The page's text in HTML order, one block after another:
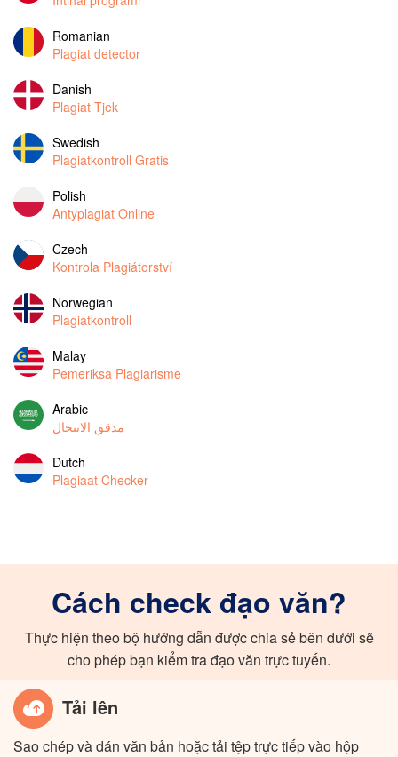
Romanian
Plagiat detector
Danish
Plagiat Tjek
Swedish
Plagiatkontroll Gratis
Polish
Antyplagiat Online
Czech
Kontrola Plagiátorství
Norwegian
Plagiatkontroll
Malay
Pemeriksa Plagiarisme
Arabic
مدقق الانتحال
Dutch
Plagiaat Checker
Cách check đạo văn?
Thực hiện theo bộ hướng dẫn được chia sẻ bên dưới sẽ
cho phép bạn kiểm tra đạo văn trực tuyến.
Tải lên
Sao chép và dán văn bản hoặc tải tệp trực tiếp vào hộp